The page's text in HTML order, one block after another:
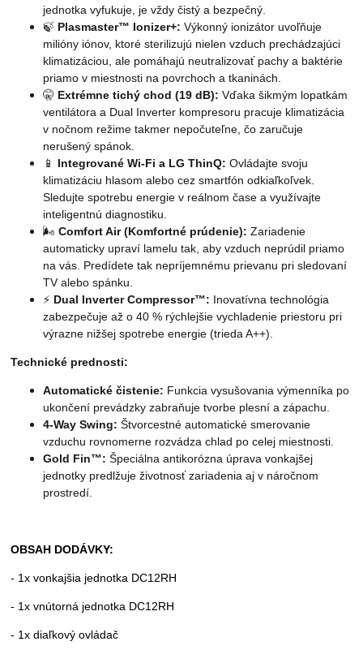
jednotka vyfukuje, je vždy čistý a bezpečný.
🍃 Plasmaster™ Ionizer+: Výkonný ionizátor uvoľňuje
milióny iónov, ktoré sterilizujú nielen vzduch prechádzajúci
klimatizáciou, ale pomáhajú neutralizovať pachy a baktérie
priamo v miestnosti na povrchoch a tkaninách.
🤫 Extrémne tichý chod (19 dB): Vďaka šikmým lopatkám
ventilátora a Dual Inverter kompresoru pracuje klimatizácia
v nočnom režime takmer nepočuteľne, čo zaručuje
nerušený spánok.
📱 Integrované Wi-Fi a LG ThinQ: Ovládajte svoju
klimatizáciu hlasom alebo cez smartfón odkiaľkoľvek.
Sledujte spotrebu energie v reálnom čase a využívajte
inteligentnú diagnostiku.
🌬️Comfort Air (Komfortné prúdenie): Zariadenie
automaticky upraví lamelu tak, aby vzduch neprúdil priamo
na vás. Predídete tak nepríjemnému prievanu pri sledovaní
TV alebo spánku.
⚡ Dual Inverter Compressor™: Inovatívna technológia
zabezpečuje až o 40 % rýchlejšie vychladenie priestoru pri
výrazne nižšej spotrebe energie (trieda A++).
Technické prednosti:
Automatické čistenie: Funkcia vysušovania výmenníka po
ukončení prevádzky zabraňuje tvorbe plesní a zápachu.
4-Way Swing: Štvorcestné automatické smerovanie
vzduchu rovnomerne rozvádza chlad po celej miestnosti.
Gold Fin™: Špeciálna antikorózna úprava vonkajšej
jednotky predlžuje životnosť zariadenia aj v náročnom
prostredí.
OBSAH DODÁVKY:
- 1x vonkajšia jednotka DC12RH
- 1x vnútorná jednotka DC12RH
- 1x diaľkový ovládač